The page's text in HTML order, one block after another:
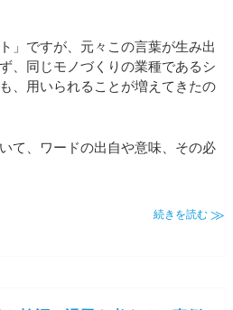
」ですが、元々この言葉が生み出
、同じモノづくりの業種であるシ
、用いられることが増えてきたの
て、ワードの出自や意味、その必
続きを読む